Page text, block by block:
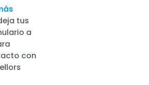
tus
a
con